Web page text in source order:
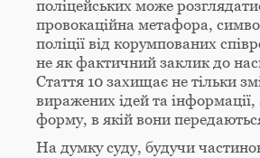
поліцейських може
провокаційна метафора,
поліції від корумпованих
не як фактичний заклик до
Стаття 10 захищає не тільки
виражених ідей та
форму, в якій вони
На думку суду, будучи